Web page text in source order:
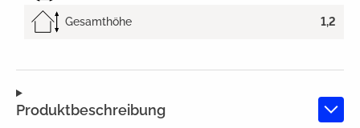
Produktbeschreibung
Gesamthöhe 1,2